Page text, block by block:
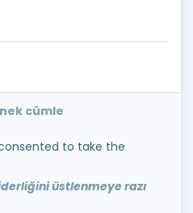
cümle
to take the
üstlenmeye razı